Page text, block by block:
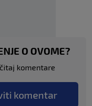
O OVOME?
komentare
komentar